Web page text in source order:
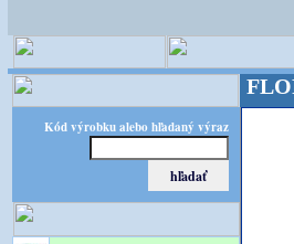
Kód výrobku alebo hľadaný výraz
potreby!